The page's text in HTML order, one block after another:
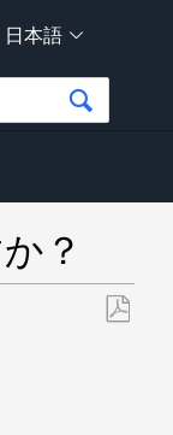
日本語
？